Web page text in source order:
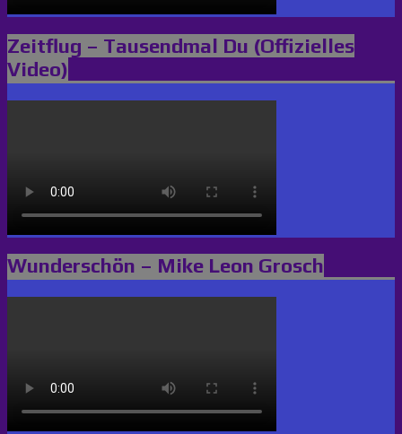
Zeitflug – Tausendmal Du (Offizielles
Video)
Wunderschön – Mike Leon Grosch